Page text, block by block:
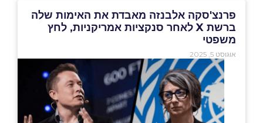
פרנצ'סקה אלבנזה מאבדת את האימות שלה
ברשת X לאחר סנקציות אמריקניות, לחץ
משפטי
אוגוסט 5, 2025